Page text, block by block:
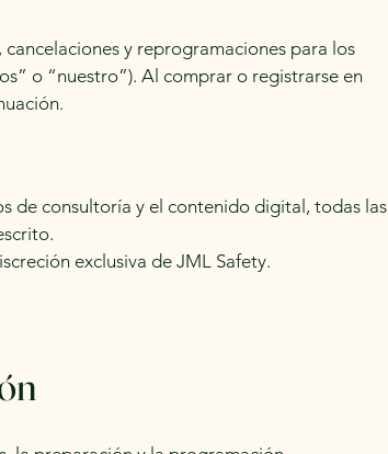
y reprogramaciones para los
o “nuestro”). Al comprar o registrarse en
de consultoría y el contenido digital, todas las
exclusiva de JML Safety.